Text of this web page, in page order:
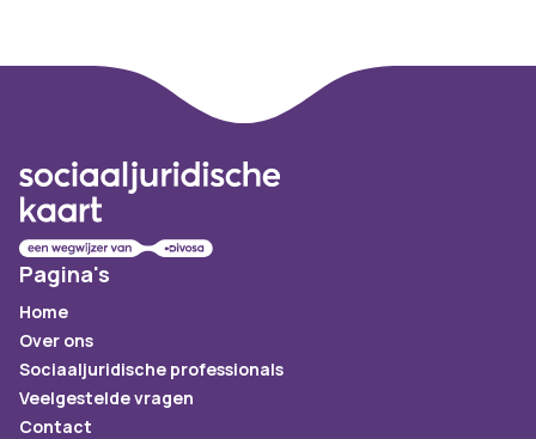
Pagina's
Home
Over ons
Sociaaljuridische professionals
Veelgestelde vragen
Contact